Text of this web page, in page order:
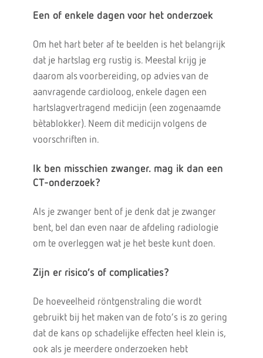
Een of enkele dagen voor het onderzoek
Om het hart beter af te beelden is het belangrijk
dat je hartslag erg rustig is. Meestal krijg je
daarom als voorbereiding, op advies van de
aanvragende cardioloog, enkele dagen een
hartslagvertragend medicijn (een zogenaamde
bètablokker). Neem dit medicijn volgens de
voorschriften in.
Ik ben misschien zwanger. mag ik dan een
CT-onderzoek?
Als je zwanger bent of je denk dat je zwanger
bent, bel dan even naar de afdeling radiologie
om te overleggen wat je het beste kunt doen.
Zijn er risico’s of complicaties?
De hoeveelheid röntgenstraling die wordt
gebruikt bij het maken van de foto’s is zo gering
dat de kans op schadelijke effecten heel klein is,
ook als je meerdere onderzoeken hebt